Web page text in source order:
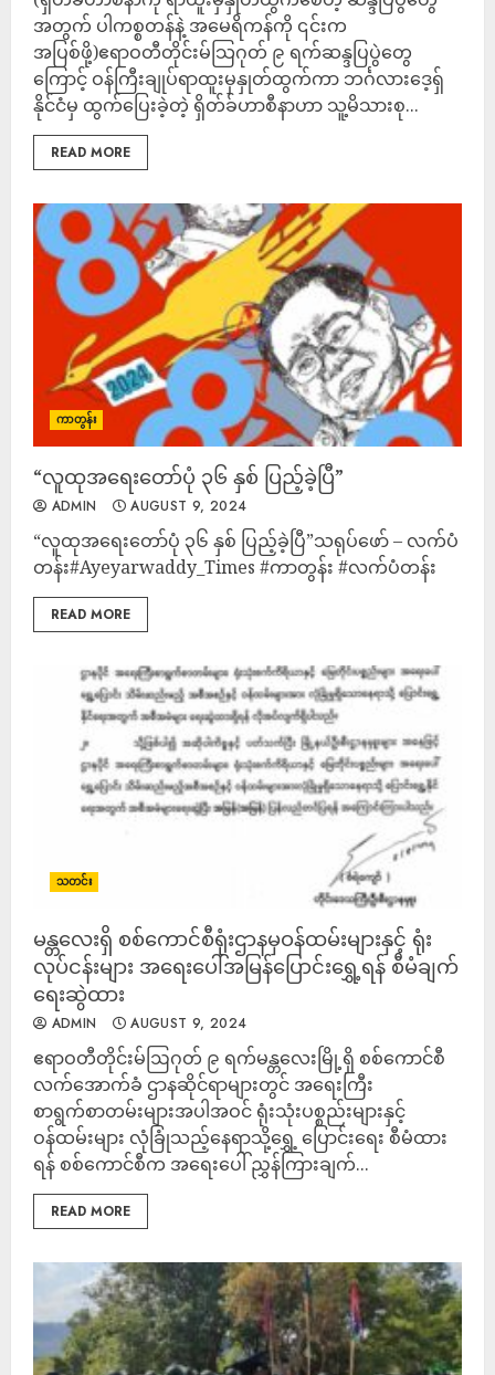
အတွက် ပါကစ္စတန်နဲ့ အမေရိကန်ကို ၎င်းက
အပြစ်ဖို့)ဧရာဝတီတိုင်းမ်သြဂုတ် ၉ ရက်ဆန္ဒပြပွဲတွေ
ကြောင့် ဝန်ကြီးချုပ်ရာထူးမှနှုတ်ထွက်ကာ ဘင်္ဂလားဒေ့ရှ်
နိုင်ငံမှ ထွက်ပြေးခဲ့တဲ့ ရှိတ်ခ်ဟာစီနာဟာ သူ့မိသားစု...
READ MORE
ကာတွန်း
“လူထုအရေးတော်ပုံ ၃၆ နှစ် ပြည့်ခဲ့ပြီ”
ADMIN AUGUST 9, 2024
“လူထုအရေးတော်ပုံ ၃၆ နှစ် ပြည့်ခဲ့ပြီ”သရုပ်ဖော် – လက်ပံ
တန်း#Ayeyarwaddy_Times #ကာတွန်း #လက်ပံတန်း
READ MORE
သတင်း
မန္တလေးရှိ စစ်ကောင်စီရုံးဌာနမှဝန်ထမ်းများနှင့် ရုံး
လုပ်ငန်းများ အရေးပေါ်အမြန်ပြောင်းရွှေ့ရန် စီမံချက်
ရေးဆွဲထား
ADMIN AUGUST 9, 2024
ဧရာဝတီတိုင်းမ်ဩဂုတ် ၉ ရက်မန္တလေးမြို့ရှိ စစ်ကောင်စီ
လက်အောက်ခံ ဌာနဆိုင်ရာများတွင် အရေးကြီး
စာရွက်စာတမ်းများအပါအဝင် ရုံးသုံးပစ္စည်းများနှင့်
ဝန်ထမ်းများ လုံခြုံသည့်နေရာသို့ရွှေ့ ပြောင်းရေး စီမံထား
ရန် စစ်ကောင်စီက အရေးပေါ် ညွှန်ကြားချက်...
READ MORE